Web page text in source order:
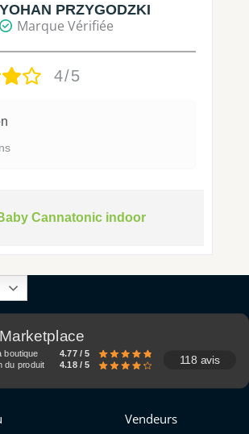
YOHAN PRZYGODZKI
Marque Vérifiée
4/5
Cannatonic indoor
boutique
4.77 / 5
du produit
4.18 / 5 118 avis
Vendeurs